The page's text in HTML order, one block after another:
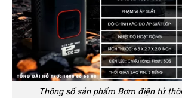
Thông số sản phẩm Bơm điện tử